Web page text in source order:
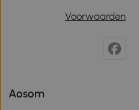
Voorwaarden
Aosom